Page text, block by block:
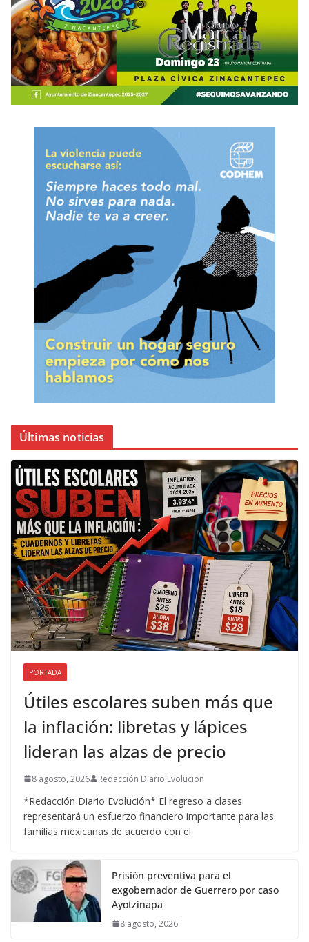
Últimas noticias
PORTADA
Útiles escolares suben más que
la inflación: libretas y lápices
lideran las alzas de precio
8 agosto, 2026 Redacción Diario Evolucion
*Redacción Diario Evolución* El regreso a clases
representará un esfuerzo financiero importante para las
familias mexicanas de acuerdo con el
Prisión preventiva para el
exgobernador de Guerrero por caso
Ayotzinapa
8 agosto, 2026